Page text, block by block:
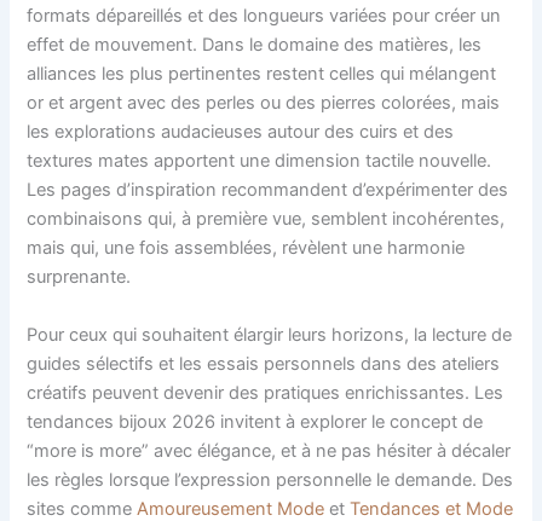
formats dépareillés et des longueurs variées pour créer un
effet de mouvement. Dans le domaine des matières, les
alliances les plus pertinentes restent celles qui mélangent
or et argent avec des perles ou des pierres colorées, mais
les explorations audacieuses autour des cuirs et des
textures mates apportent une dimension tactile nouvelle.
Les pages d’inspiration recommandent d’expérimenter des
combinaisons qui, à première vue, semblent incohérentes,
mais qui, une fois assemblées, révèlent une harmonie
surprenante.
Pour ceux qui souhaitent élargir leurs horizons, la lecture de
guides sélectifs et les essais personnels dans des ateliers
créatifs peuvent devenir des pratiques enrichissantes. Les
tendances bijoux 2026 invitent à explorer le concept de
“more is more” avec élégance, et à ne pas hésiter à décaler
les règles lorsque l’expression personnelle le demande. Des
sites commeAmoureusement Mode etTendances et Mode